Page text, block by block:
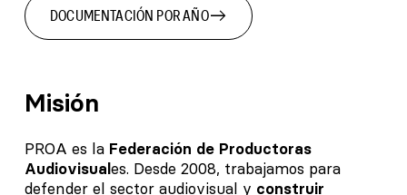
DOCUMENTACIÓN POR AÑOeast
Misión
PROA es la Federación de Productoras
Audiovisuales. Desde 2008, trabajamos para
defender el sector audiovisual y construir